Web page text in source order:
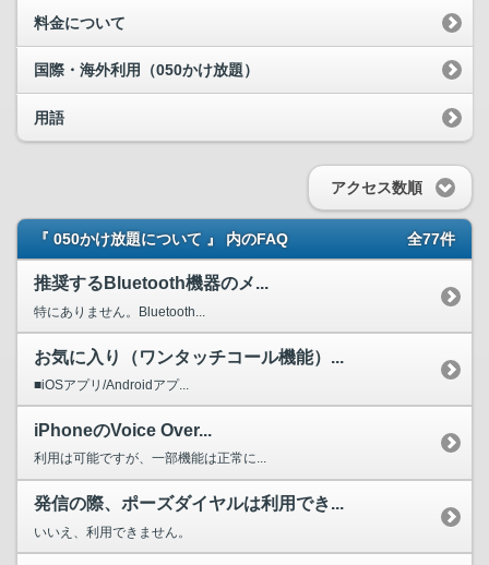
料金について
国際・海外利用（050かけ放題）
用語
アクセス数順
『 050かけ放題について 』 内のFAQ 全77件
推奨するBluetooth機器のメ...
特にありません。Bluetooth...
お気に入り（ワンタッチコール機能）...
■iOSアプリ/Androidアプ...
iPhoneのVoice Over...
利用は可能ですが、一部機能は正常に...
発信の際、ポーズダイヤルは利用でき...
いいえ、利用できません。